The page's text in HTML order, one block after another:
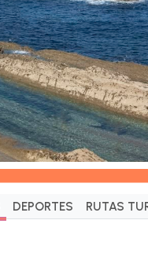
DEPORTES RUTAS